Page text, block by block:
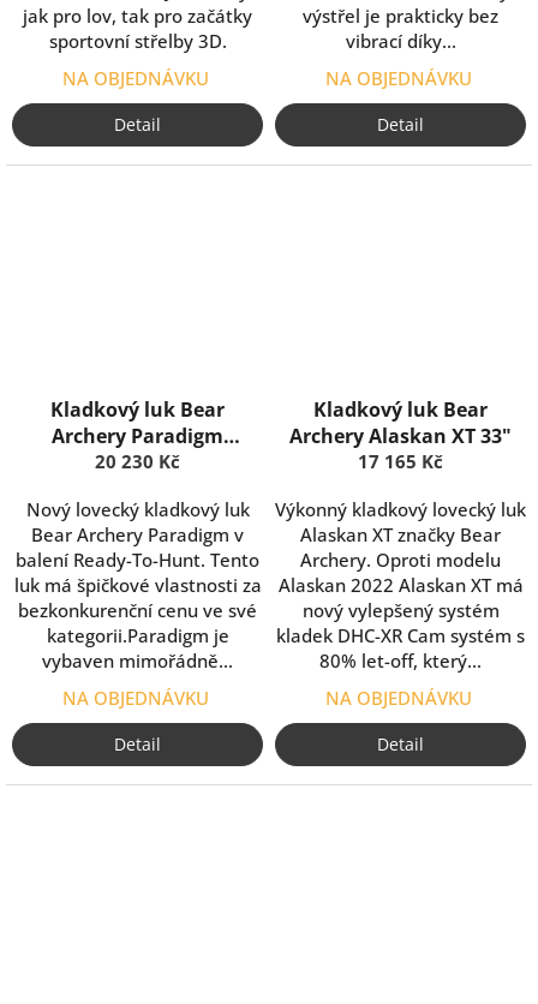
jak pro lov, tak pro začátky
sportovní střelby 3D.
NA OBJEDNÁVKU
Detail
výstřel je prakticky bez
vibrací díky...
NA OBJEDNÁVKU
Detail
Kladkový luk Bear
Archery Paradigm
Package
20 230 Kč
Nový lovecký kladkový luk
Bear Archery Paradigm v
balení Ready-To-Hunt. Tento
luk má špičkové vlastnosti za
bezkonkurenční cenu ve své
kategorii.Paradigm je
vybaven mimořádně...
NA OBJEDNÁVKU
Detail
Kladkový luk Bear
Archery Alaskan XT 33"
17 165 Kč
Výkonný kladkový lovecký luk
Alaskan XT značky Bear
Archery. Oproti modelu
Alaskan 2022 Alaskan XT má
nový vylepšený systém
kladek DHC-XR Cam systém s
80% let-off, který...
NA OBJEDNÁVKU
Detail